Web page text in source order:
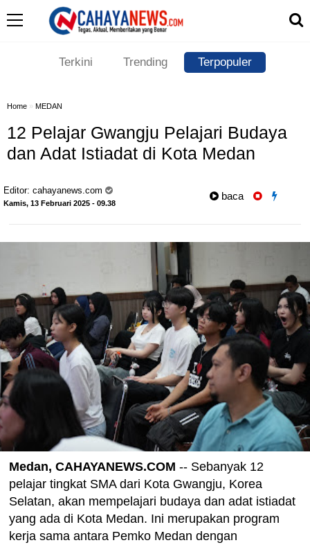
Terkini Trending Terpopuler
Home » MEDAN
12 Pelajar Gwangju Pelajari Budaya
dan Adat Istiadat di Kota Medan
Editor: cahayanews.com
Kamis, 13 Februari 2025 - 09.38
baca
Medan, CAHAYANEWS.COM -- Sebanyak 12
pelajar tingkat SMA dari Kota Gwangju, Korea
Selatan, akan mempelajari budaya dan adat istiadat
yang ada di Kota Medan. Ini merupakan program
kerja sama antara Pemko Medan dengan